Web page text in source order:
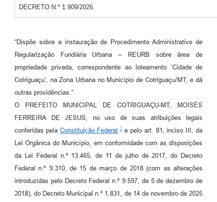
Serviços Online
Telefones Úteis
Enquete
Agenda
Diário Oficial
DECRETO N.º 1.909/2026.
“Dispõe sobre a instauração de Procedimento Administrativo de
Regularização Fundiária Urbana – REURB sobre área de
propriedade privada, correspondente ao loteamento ‘Cidade de
Cotriguaçu’, na Zona Urbana no Município de Cotriguaçu/MT, e dá
outras providências.”
O PREFEITO MUNICIPAL DE COTRIGUAÇU-MT, MOISÉS
FERREIRA DE JESUS, no uso de suas atribuições legais
conferidas pela Constituição Federal
e pelo art. 81, inciso III, da
Lei Orgânica do Município, em conformidade com as disposições
da Lei Federal n.º 13.465, de 11 de julho de 2017, do Decreto
Federal n.º 9.310, de 15 de março de 2018 (com as alterações
introduzidas pelo Decreto Federal n.º 9.597, de 5 de dezembro de
2018), do Decreto Municipal n.º 1.831, de 14 de novembro de 2025